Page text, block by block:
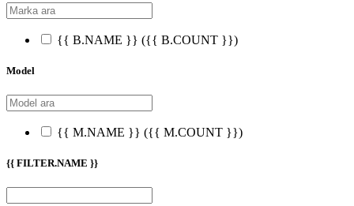
{{ B.NAME }} ({{ B.COUNT }})
Model
{{ M.NAME }} ({{ M.COUNT }})
{{ FILTER.NAME }}